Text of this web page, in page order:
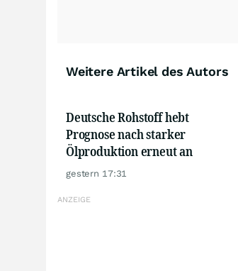
Weitere Artikel des Autors
Deutsche Rohstoff hebt
Prognose nach starker
Ölproduktion erneut an
gestern 17:31